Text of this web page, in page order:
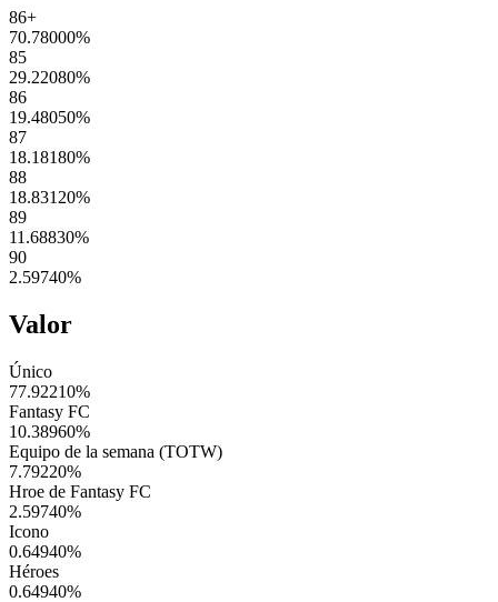
86+
70.78000%
85
29.22080%
86
19.48050%
87
18.18180%
88
18.83120%
89
11.68830%
90
2.59740%
Valor
Único
77.92210%
Fantasy FC
10.38960%
Equipo de la semana (TOTW)
7.79220%
Hroe de Fantasy FC
2.59740%
Icono
0.64940%
Héroes
0.64940%